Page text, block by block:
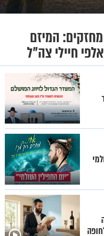
מחזקים: המיזם
חיילי צה"ל